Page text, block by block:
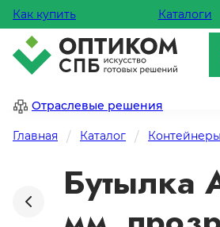
Как купить Каталоги
Отраслевые решения
Главная Каталог Контейнеры
Бутылка